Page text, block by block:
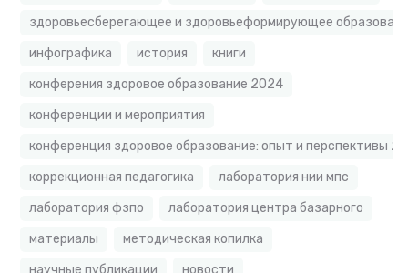
здоровьесберегающее и здоровьеформирующее
инфографика
история
книги
конферения здоровое образование 2024
конференции и мероприятия
конференция здоровое образование: опыт и перспективы
коррекционная педагогика
лаборатория нии мпс
лаборатория фзпо
лаборатория центра базарного
материалы
методическая копилка
научные публикации
новости